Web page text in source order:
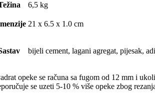
6,5 kg
21 x 6.5 x 1.0 cm
bijeli cement, lagani agregat, pijesak,
opeke se računa sa fugom od 12 mm i
se uzeti 5-10 % više opeke zbog